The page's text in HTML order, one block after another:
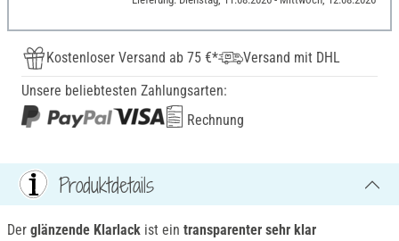
Kostenloser Versand ab 75 €*
Versand mit DHL
Unsere beliebtesten Zahlungsarten:
Rechnung
Produktdetails
Der glänzende Klarlack ist ein transparenter sehr klar